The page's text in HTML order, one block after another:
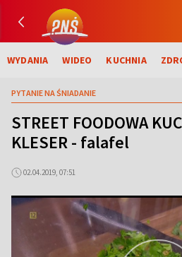
WYDANIA WIDEO KUCHNIA
PYTANIE NA ŚNIADANIE
STREET FOODOWA
KLESER - falafel
02.04.2019, 07:51